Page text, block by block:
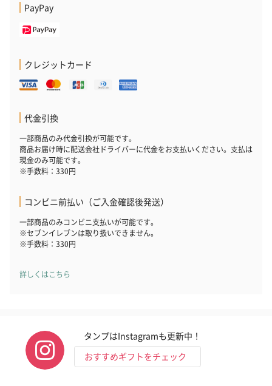
（ブルー）（748円）
ハンドタオル・ハンカチ
ハンドタオル・ハンカチを同梱してお届けいたします。ギフトへ
の＋αにおすすめです。
お酒
PayPay
クレジットカード
代金引換
一部商品のみ代金引換が可能です。
商品お届け時に配送会社ドライバーに代金をお支払いください。支払は
現金のみ可能です。
※手数料：330円
コンビニ前払い（ご入金確認後発送）
一部商品のみコンビニ支払いが可能です。
※セブンイレブンは取り扱いできません。
※手数料：330円
詳しくはこちら
タンプはInstagramも更新中！
おすすめギフトをチェック